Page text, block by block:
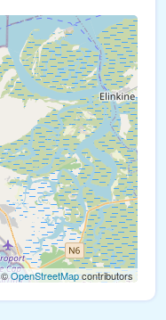
©OpenStreetMapcontributors